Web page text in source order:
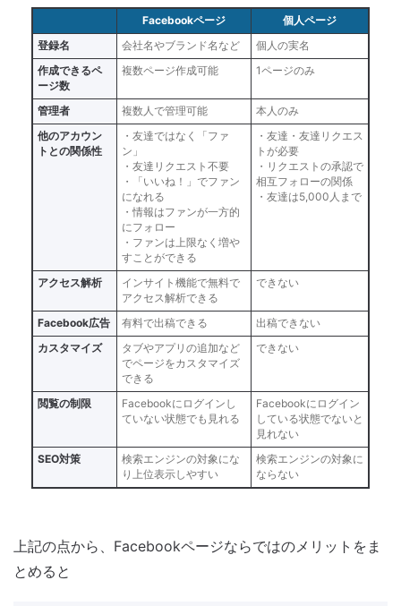
Facebookページ
個人ページ
登録名
会社名やブランド名など
個人の実名
作成できるペ
ージ数
複数ページ作成可能 1ページのみ
管理者 複数人で管理可能
本人のみ
他のアカウン
トとの関係性
・友達ではなく「ファ
ン」
・友達リクエスト不要
・「いいね！」でファン
になれる
・情報はファンが一方的
にフォロー
・ファンは上限なく増や
すことができる
・友達・友達リクエス
トが必要
・リクエストの承認で
相互フォローの関係
・友達は5,000人まで
アクセス解析
インサイト機能で無料で
アクセス解析できる
できない
Facebook広告 有料で出稿できる
出稿できない
カスタマイズ
タブやアプリの追加など
でページをカスタマイズ
できる
できない
閲覧の制限
Facebookにログインし
ていない状態でも見れる
Facebookにログイン
している状態でないと
見れない
SEO対策
検索エンジンの対象にな
り上位表示しやすい
検索エンジンの対象に
ならない
上記の点から、Facebookページならではのメリットをま
とめると